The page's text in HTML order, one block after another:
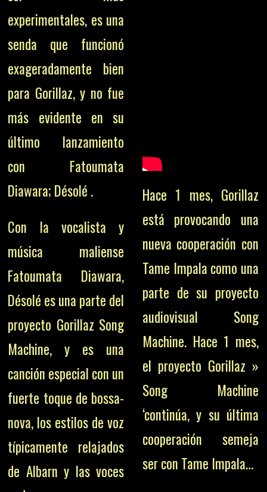
experimentales, es una
senda que funcionó
exageradamente bien
para Gorillaz, y no fue
más evidente en su
último lanzamiento
con Fatoumata
Diawara; Désolé .
Con la vocalista y
música maliense
Fatoumata Diawara,
Désolé es una parte del
proyecto Gorillaz Song
Machine, y es una
canción especial con un
fuerte toque de bossa-
nova, los estilos de voz
típicamente relajados
de Albarn y las voces
Hace 1 mes, Gorillaz
está provocando una
nueva cooperación con
Tame Impala como una
parte de su proyecto
audiovisual Song
Machine. Hace 1 mes,
el proyecto Gorillaz »
Song Machine
‘continúa, y su última
cooperación semeja
ser con Tame Impala…